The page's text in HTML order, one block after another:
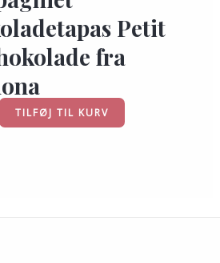
Petit
fra
TILFØJ TIL KURV